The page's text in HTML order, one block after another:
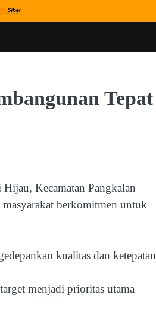
Tepat
Kecamatan Pangkalan
berkomitmen untuk
kualitas dan ketepatan
menjadi prioritas utama